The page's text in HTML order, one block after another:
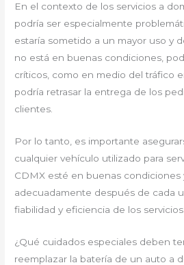
En el contexto de los servicios a
podría ser especialmente
estaría sometido a un mayor uso y
no está en buenas condiciones,
críticos, como en medio del tráfico
podría retrasar la entrega de los
clientes.
Por lo tanto, es importante
cualquier vehículo utilizado para
CDMX esté en buenas condiciones
adecuadamente después de cada
fiabilidad y eficiencia de los
¿Qué cuidados especiales deben
reemplazar la batería de un auto a